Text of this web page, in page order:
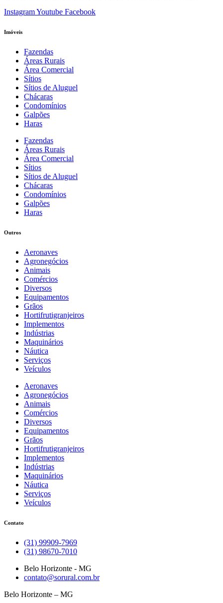
InstagramYoutube Facebook
Imóveis
Fazendas
Áreas Rurais
Área Comercial
Sítios
Sítios de Aluguel
Chácaras
Condomínios
Galpões
Haras
Fazendas
Áreas Rurais
Área Comercial
Sítios
Sítios de Aluguel
Chácaras
Condomínios
Galpões
Haras
Outros
Aeronaves
Agronegócios
Animais
Comércios
Diversos
Equipamentos
Grãos
Hortifrutigranjeiros
Implementos
Indústrias
Maquinários
Náutica
Serviços
Veículos
Aeronaves
Agronegócios
Animais
Comércios
Diversos
Equipamentos
Grãos
Hortifrutigranjeiros
Implementos
Indústrias
Maquinários
Náutica
Serviços
Veículos
Contato
(31) 99909-7969
(31) 98670-7010
Belo Horizonte - MG
contato@sorural.com.br
Belo Horizonte – MG